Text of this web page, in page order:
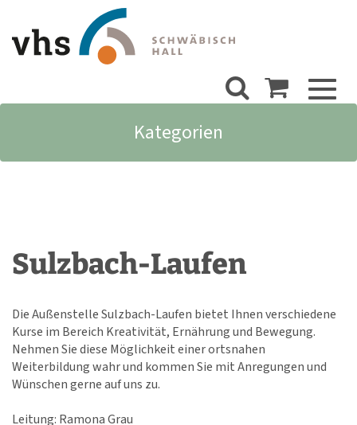
Kategorien
Sulzbach-Laufen
Die Außenstelle Sulzbach-Laufen bietet Ihnen verschiedene
Kurse im Bereich Kreativität, Ernährung und Bewegung.
Nehmen Sie diese Möglichkeit einer ortsnahen
Weiterbildung wahr und kommen Sie mit Anregungen und
Wünschen gerne auf uns zu.
Leitung: Ramona Grau